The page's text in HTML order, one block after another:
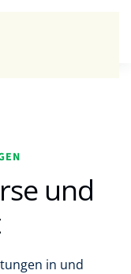
und
in und